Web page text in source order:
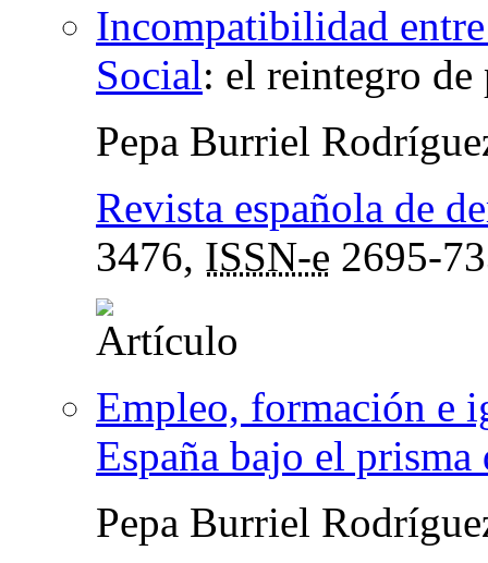
Incompatibilidad
Social: el reintegro de
Pepa Burriel
Revista española de
3476, ISSN-e 2695-
Empleo, formación e
España bajo el
Pepa Burriel